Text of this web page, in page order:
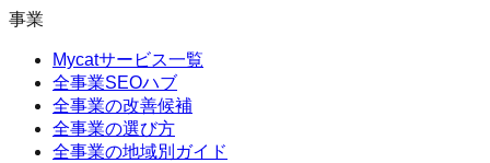
事業
Mycatサービス一覧
全事業SEOハブ
全事業の改善候補
全事業の選び方
全事業の地域別ガイド